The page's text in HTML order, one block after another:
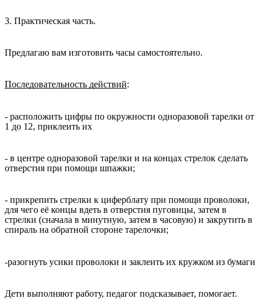
3. Практическая часть.
Предлагаю вам изготовить часы самостоятельно.
Последовательность действий:
- расположить цифры по окружности одноразовой тарелки от
1 до 12, приклеить их
- в центре одноразовой тарелки и на концах стрелок сделать
отверстия при помощи шпажки;
- прикрепить стрелки к циферблату при помощи проволоки,
для чего её концы вдеть в отверстия пуговицы, затем в
стрелки (сначала в минутную, затем в часовую) и закрутить в
спираль на обратной стороне тарелочки;
-разогнуть усики проволоки и заклеить их кружком из бумаги
Дети выполняют работу, педагог подсказывает, помогает.